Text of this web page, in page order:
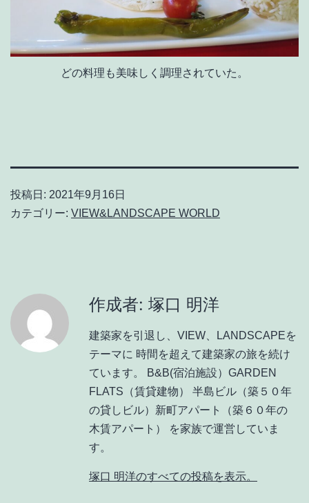
どの料理も美味しく調理されていた。
投稿日: 2021年9月16日
カテゴリー: VIEW&LANDSCAPE WORLD
作成者: 塚口 明洋
建築家を引退し、VIEW、LANDSCAPEを
テーマに 時間を超えて建築家の旅を続け
ています。 B&B(宿泊施設）GARDEN
FLATS（賃貸建物） 半島ビル（築５０年
の貸しビル）新町アパート（築６０年の
木賃アパート） を家族で運営していま
す。
塚口 明洋のすべての投稿を表示。